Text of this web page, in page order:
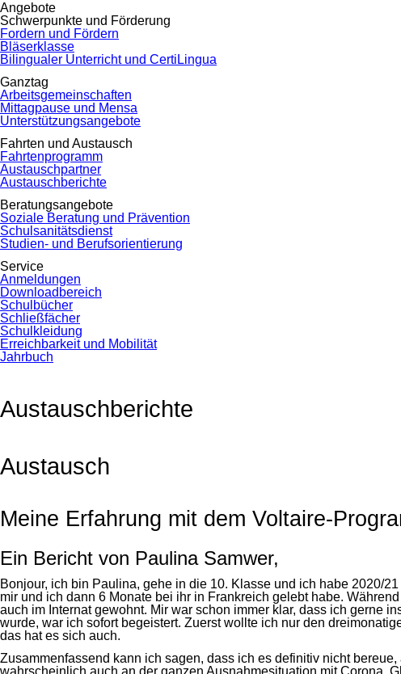
Angebote
Schwerpunkte und Förderung
Fordern und Fördern
Bläserklasse
Bilingualer Unterricht und CertiLingua
Ganztag
Arbeitsgemeinschaften
Mittagpause und Mensa
Unterstützungsangebote
Fahrten und Austausch
Fahrtenprogramm
Austauschpartner
Austauschberichte
Beratungsangebote
Soziale Beratung und Prävention
Schulsanitätsdienst
Studien- und Berufsorientierung
Service
Anmeldungen
Downloadbereich
Schulbücher
Schließfächer
Schulkleidung
Erreichbarkeit und Mobilität
Jahrbuch
Austauschberichte
Austausch
Meine Erfahrung mit dem Voltaire-
Ein Bericht von Paulina Samwer,
Bonjour, ich bin Paulina, gehe in die 10. Klasse und ich habe 2020/
mir und ich dann 6 Monate bei ihr in Frankreich gelebt habe.
auch im Internat gewohnt. Mir war schon immer klar, dass ich gerne
wurde, war ich sofort begeistert. Zuerst wollte ich nur den
das hat es sich auch.
Zusammenfassend kann ich sagen, dass ich es definitiv nicht